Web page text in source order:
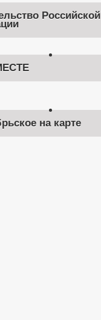
Российской
на карте